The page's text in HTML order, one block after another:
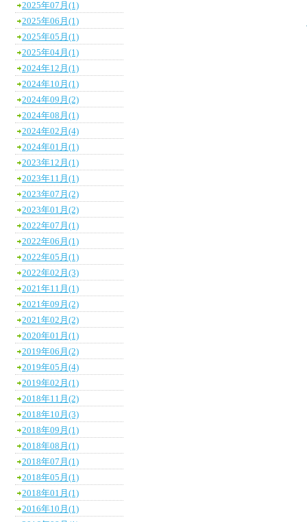
2025年07月(1)
2025年06月(1)
2025年05月(1)
2025年04月(1)
2024年12月(1)
2024年10月(1)
2024年09月(2)
2024年08月(1)
2024年02月(4)
2024年01月(1)
2023年12月(1)
2023年11月(1)
2023年07月(2)
2023年01月(2)
2022年07月(1)
2022年06月(1)
2022年05月(1)
2022年02月(3)
2021年11月(1)
2021年09月(2)
2021年02月(2)
2020年01月(1)
2019年06月(2)
2019年05月(4)
2019年02月(1)
2018年11月(2)
2018年10月(3)
2018年09月(1)
2018年08月(1)
2018年07月(1)
2018年05月(1)
2018年01月(1)
2016年10月(1)